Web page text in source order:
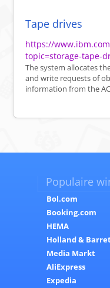
Tape drives
https://
topic=storage-tape-
The system allocates
and write requests of
information from the
Populaire
Bol.com
Booking.com
HEMA
Holland &
Media Markt
AliExpress
Expedia